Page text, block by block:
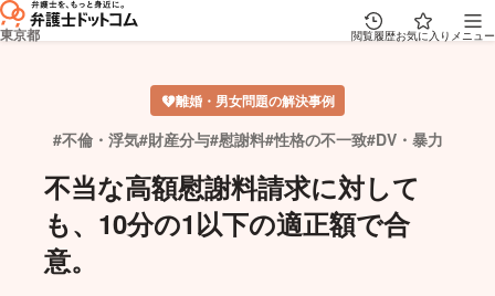
東京都 閲覧履歴お気に入り メニュー
離婚・男女問題の解決事例
不倫・浮気 財産分与 慰謝料 性格の不一致 DV・暴力
不当な高額慰謝料請求に対して
も、10分の1以下の適正額で合
意。